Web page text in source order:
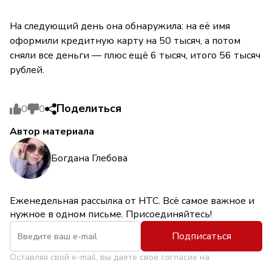
На следующий день она обнаружила: на её имя
оформили кредитную карту на 50 тысяч, а потом
сняли все деньги — плюс ещё 6 тысяч, итого 56 тысяч
рублей.
0 0 Поделиться
Автор материала
Богдана Глебова
Еженедельная рассылка от НТС. Всё самое важное и
нужное в одном письме. Присоединяйтесь!
Подписаться
Оставляя свой e-mail, вы даете свое согласие на